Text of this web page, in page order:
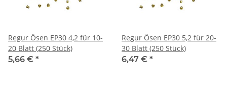
Regur Ösen EP30 4,2 für 10-
20 Blatt (250 Stück)
5,66 € *
Regur Ösen EP30 5,2 für 20-
30 Blatt (250 Stück)
6,47 € *